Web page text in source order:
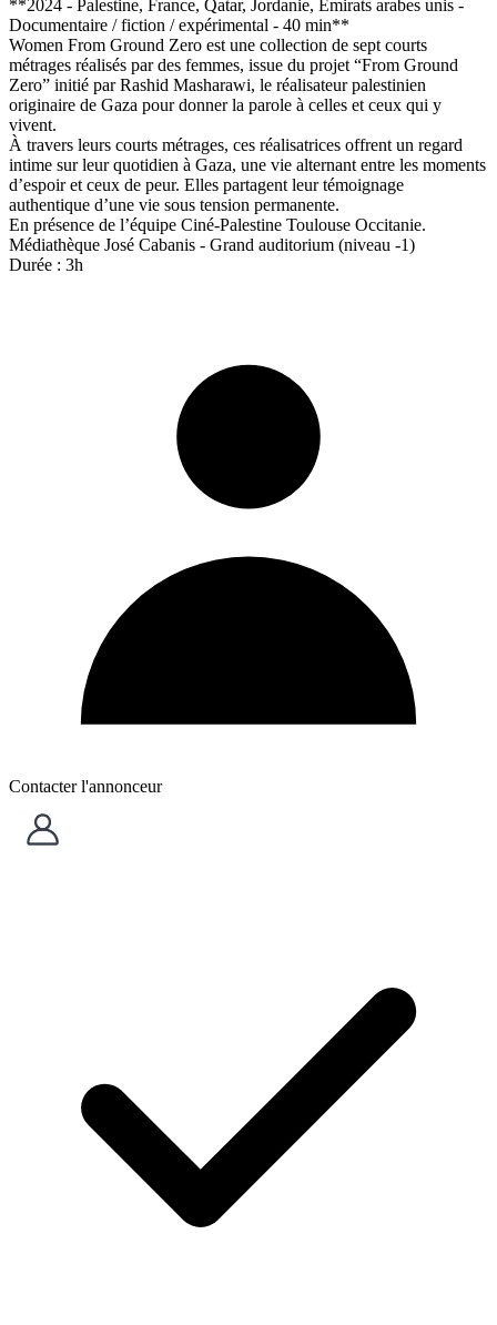
**2024 - Palestine, France, Qatar, Jordanie, Émirats arabes unis -
Documentaire / fiction / expérimental - 40 min**
Women From Ground Zero est une collection de sept courts
métrages réalisés par des femmes, issue du projet “From Ground
Zero” initié par Rashid Masharawi, le réalisateur palestinien
originaire de Gaza pour donner la parole à celles et ceux qui y
vivent.
À travers leurs courts métrages, ces réalisatrices offrent un regard
intime sur leur quotidien à Gaza, une vie alternant entre les moments
d’espoir et ceux de peur. Elles partagent leur témoignage
authentique d’une vie sous tension permanente.
En présence de l’équipe Ciné-Palestine Toulouse Occitanie.
Médiathèque José Cabanis - Grand auditorium (niveau -1)
Durée : 3h
Contacter l'annonceur